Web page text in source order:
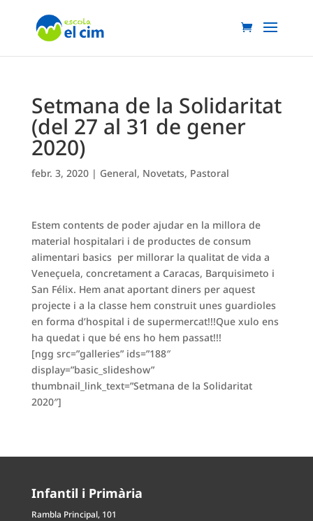
Setmana de la Solidaritat
(del 27 al 31 de gener
2020)
febr. 3, 2020| General, Novetats, Pastoral
Estem contents de poder ajudar en la millora de
material hospitalari i de productes de consum
alimentari basics per millorar la qualitat de vida a
Veneçuela, concretament a Caracas, Barquisimeto i
San Félix. Hem anat aportant diners per aquest
projecte i a la classe hem construit unes guardioles
en forma d’hospital i de supermercat!!!Que xulo ens
ha quedat i que bé ens ho hem passat!!!
[ngg src=”galleries” ids=”188″
display=”basic_slideshow”
thumbnail_link_text=”Setmana de la Solidaritat
2020″]
Infantil i Primària
Rambla Principal, 101